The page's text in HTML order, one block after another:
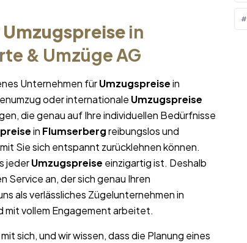
Umzugspreise in
& Umzüge AG
Unternehmen fürUmzugspreisein
oder internationale Umzugspreise
die genau auf Ihre individuellen Bedürfnisse
in Flumserbergreibungslos und
Sie sich entspannt zurücklehnen können.
jederUmzugspreise einzigartig ist. Deshalb
Service an, der sich genau Ihren
als verlässliches Zügelunternehmen in
mit vollem Engagement arbeitet.
sich, und wir wissen, dass die Planung eines